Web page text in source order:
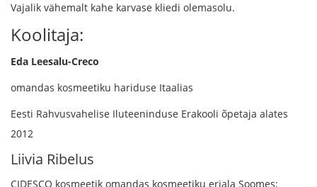
Vajalik vähemalt kahe karvase kliedi olemasolu.
Koolitaja:
Eda Leesalu-Creco
omandas kosmeetiku hariduse Itaalias
Eesti Rahvusvahelise Iluteeninduse Erakooli õpetaja alates
2012
Liivia Ribelus
CIDESCO kosmeetik omandas kosmeetiku eriala Soomes;